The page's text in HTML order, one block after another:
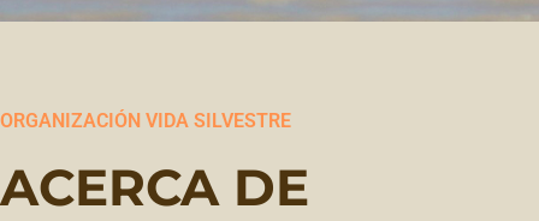
ORGANIZACIÓN VIDA SILVESTRE
ACERCA DE